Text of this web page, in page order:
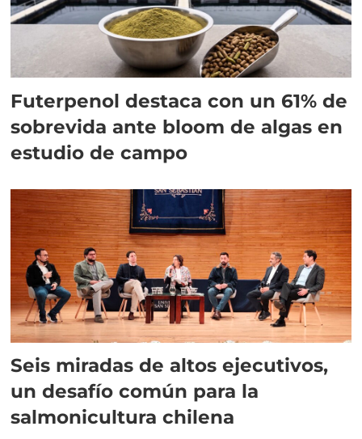
Futerpenol destaca con un 61% de
sobrevida ante bloom de algas en
estudio de campo
Seis miradas de altos ejecutivos,
un desafío común para la
salmonicultura chilena